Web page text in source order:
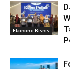
Ekonomi Bisnis